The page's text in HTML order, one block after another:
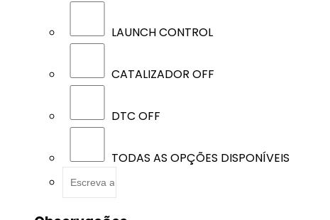
LAUNCH CONTROL
CATALIZADOR OFF
DTC OFF
TODAS AS OPÇÕES DISPONÍVEIS